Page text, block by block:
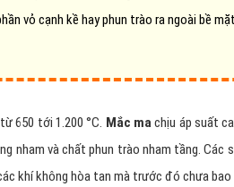
vỏ cạnh kề hay phun trào ra ngoài bề
650 tới 1.200 °C. Mắc machịu áp suất
nham và chất phun trào nham tầng.
khí không hòa tan mà trước đó chưa